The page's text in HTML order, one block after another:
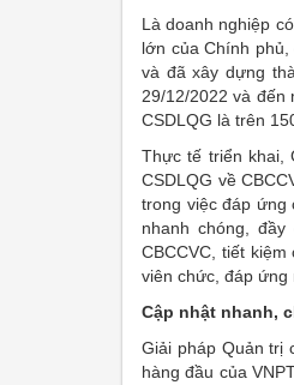
Là doanh nghiệp
lớn của Chính
và đã xây dựng
29/12/2022 và đến
CSDLQG là trên
Thực tế triển khai,
CSDLQG về
trong việc đáp ứng
nhanh chóng,
CBCCVC, tiết
viên chức, đáp ứng
Cập nhật nhanh,
Giải pháp Quản trị
hàng đầu của